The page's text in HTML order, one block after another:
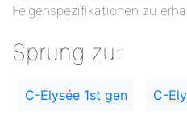
Felgenspezifikationen zu
Sprung zu:
C-Elysée 1st gen C-